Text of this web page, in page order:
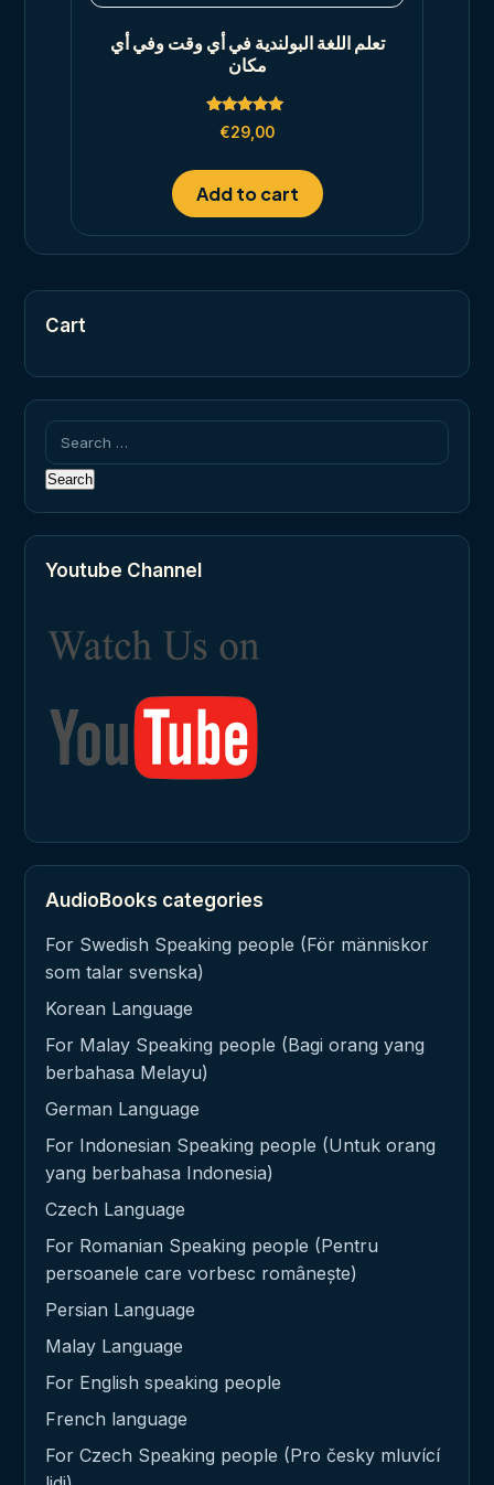
تعلم اللغة البولندية في أي وقت وفي أي
مكان
Rated
5.00
€29,00
Add to cart
Cart
Search
for:
Youtube Channel
AudioBooks categories
For Swedish Speaking people (För människor
som talar svenska)
Korean Language
For Malay Speaking people (Bagi orang yang
berbahasa Melayu)
German Language
For Indonesian Speaking people (Untuk orang
yang berbahasa Indonesia)
Czech Language
For Romanian Speaking people (Pentru
persoanele care vorbesc românește)
Persian Language
Malay Language
For English speaking people
French language
For Czech Speaking people (Pro česky mluvící